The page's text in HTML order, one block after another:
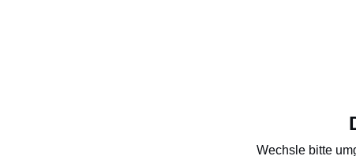
Wechsle bitte